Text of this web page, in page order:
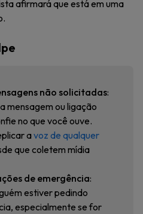
afirmará que está em uma
não solicitadas:
mensagem ou ligação
no que você ouve.
avoz de qualquer
que coletem mídia
de emergência:
estiver pedindo
especialmente se for